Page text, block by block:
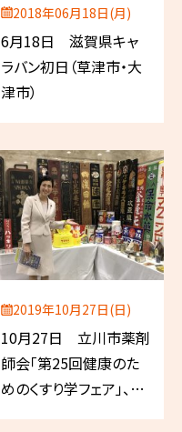
2018年06月18日(月)
6月18日 滋賀県キャ
ラバン初日（草津市・大
津市）
2019年10月27日(日)
10月27日 立川市薬剤
師会「第25回健康のた
めのくすり学フェア」、日
本薬局協励会「第69回